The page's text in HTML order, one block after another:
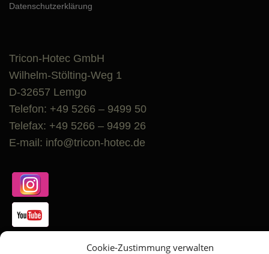
Cookie-Zustimmung verwalten
Datenschutzerklärung
Tricon-Hotec GmbH
Wilhelm-Stölting-Weg 1
D-32657 Lemgo
Telefon: +49 5266 – 9499 50
Telefax: +49 5266 – 9499 26
E-mail: info@tricon-hotec.de